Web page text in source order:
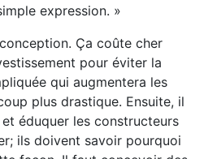
expression. »
Ça coûte cher
pour éviter la
qui augmentera les
plus drastique. Ensuite, il
éduquer les constructeurs
ils doivent savoir pourquoi